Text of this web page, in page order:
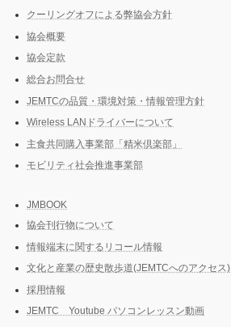
クーリングオフによる弊協会方針
協会概要
協会定款
総合お問合せ
JEMTCの品質・環境対策・情報管理方針
Wireless LANドライバーについて
主食共同購入事業部「精米倶楽部」
モビリティ社会推進事業部
JMBOOK
協会刊行物について
情報端末に関するリコール情報
文化と産業の歴史散歩道(JEMTCへのアクセス)
採用情報
JEMTC Youtube パソコンレッスン動画